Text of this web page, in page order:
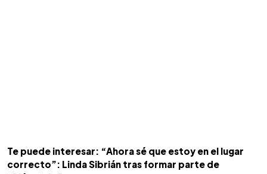
Te puede interesar: “Ahora sé que estoy en el lugar
correcto”: Linda Sibrián tras formar parte de